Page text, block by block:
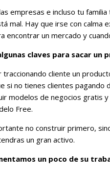
empresas e incluso tu
mal. Hay que irse con calma
encontrar un mercado y
claves para sacar un
cliente un
si no tienes clientes pagando
modelos de negocios gratis
Free.
no construir primero,
un gran activo.
un poco de su